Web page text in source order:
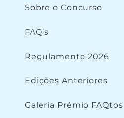
Sobre o Concurso
FAQ’s
Regulamento 2026
Edições Anteriores
Galeria Prémio FAQtos